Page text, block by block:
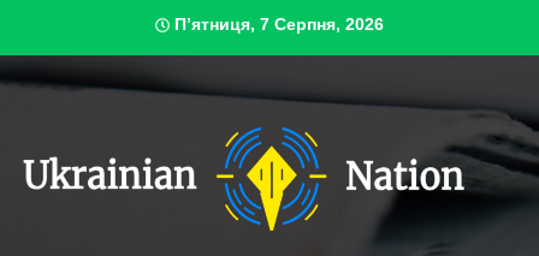
content
П’ятниця, 7 Серпня, 2026